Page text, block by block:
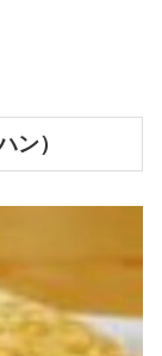
ン）